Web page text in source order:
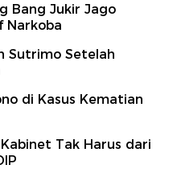
Bang Jukir Jago
Narkoba
Sutrimo Setelah
di Kasus Kematian
Tak Harus dari